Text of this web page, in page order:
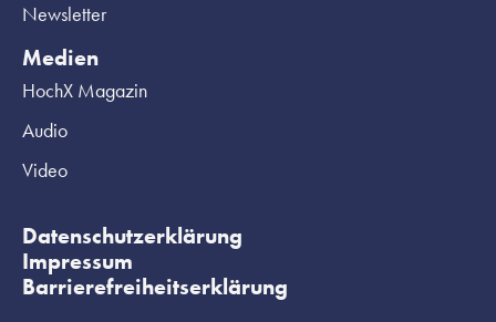
Newsletter
Medien
HochX Magazin
Audio
Video
Datenschutzerklärung
Impressum
Barrierefreiheitserklärung